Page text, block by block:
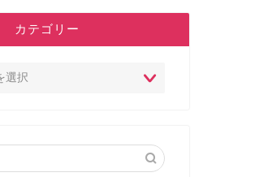
カテゴリー